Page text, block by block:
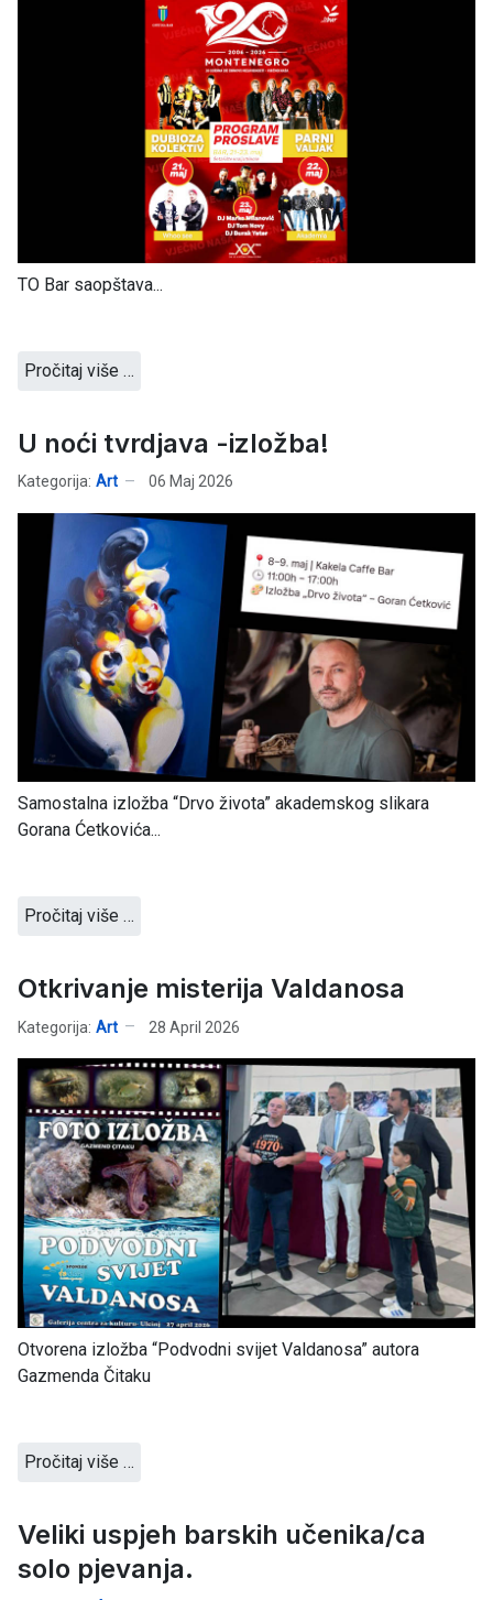
TO Bar saopštava...
Pročitaj više …
U noći tvrdjava -izložba!
Kategorija: Art 06 Maj 2026
Samostalna izložba “Drvo života” akademskog slikara
Gorana Ćetkovića...
Pročitaj više …
Otkrivanje misterija Valdanosa
Kategorija: Art 28 April 2026
Otvorena izložba “Podvodni svijet Valdanosa” autora
Gazmenda Čitaku
Pročitaj više …
Veliki uspjeh barskih učenika/ca
solo pjevanja.